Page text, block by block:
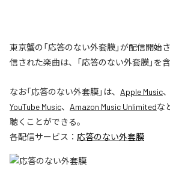
東京蟹の「応答のない外套膜」が配信開始
信された楽曲は、「応答のない外套膜」を
なお「応答のない外套膜」は、 Apple Music、
YouTube Music、 Amazon Music Unlimitedな
聴くことができる。
各配信サービス： 応答のない外套膜